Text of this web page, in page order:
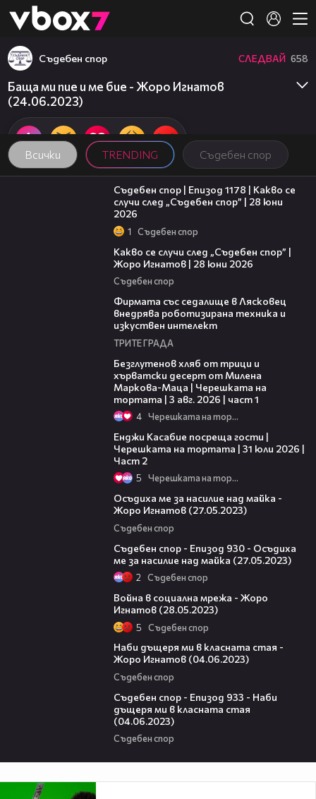
👾
Всички TRENDING Съдебен спор
Съдебен спор СЛЕДВАЙ 658
Баща ми пие и ме бие - Жоро Игнатов
(24.06.2023)
47:02
Съдебен спор | Епизод 1178 | Какво се
случи след „Съдебен спор” | 28 юни
2026
1 Съдебен спор
Какво се случи след „Съдебен спор” |
Жоро Игнатов | 28 юни 2026
Съдебен спор
Фирмата със седалище в Лясковец
внедрява роботизирана техника и
изкуствен интелект
ТРИТЕ ГРАДА
Безглутенов хляб от трици и
хърватски десерт от Милена
Маркова-Маца | Черешката на
тортата | 3 авг. 2026 | част 1
4 Черешката на тортата
Енджи Касабие посреща гости |
Черешката на тортата | 31 юли 2026 |
Част 2
5 Черешката на тортата
Осъдиха ме за насилие над майка -
Жоро Игнатов (27.05.2023)
Съдебен спор
Съдебен спор - Епизод 930 - Осъдиха
ме за насилие над майка (27.05.2023)
2 Съдебен спор
Война в социална мрежа - Жоро
Игнатов (28.05.2023)
5 Съдебен спор
Наби дъщеря ми в класната стая -
Жоро Игнатов (04.06.2023)
Съдебен спор
Съдебен спор - Епизод 933 - Наби
дъщеря ми в класната стая
(04.06.2023)
Съдебен спор